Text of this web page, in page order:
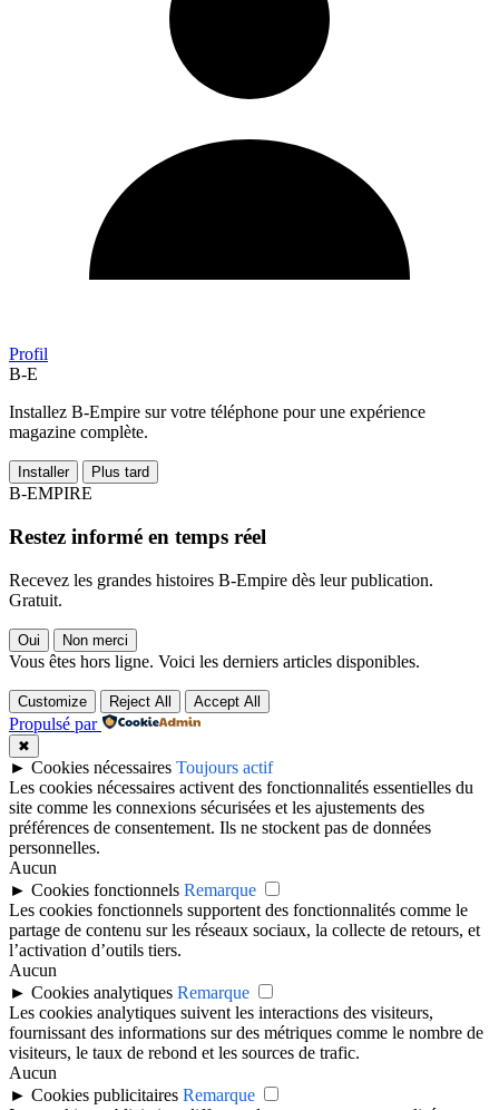
Profil
B-E
Installez B-Empire sur votre téléphone pour une expérience
magazine complète.
Installer Plus tard
B-EMPIRE
Restez informé en temps réel
Recevez les grandes histoires B-Empire dès leur publication.
Gratuit.
Oui Non merci
Vous êtes hors ligne. Voici les derniers articles disponibles.
Customize Reject All Accept All
Propulsé par
✖
► Cookies nécessaires Toujours actif
Les cookies nécessaires activent des fonctionnalités essentielles du
site comme les connexions sécurisées et les ajustements des
préférences de consentement. Ils ne stockent pas de données
personnelles.
Aucun
► Cookies fonctionnels Remarque
Les cookies fonctionnels supportent des fonctionnalités comme le
partage de contenu sur les réseaux sociaux, la collecte de retours, et
l’activation d’outils tiers.
Aucun
► Cookies analytiques Remarque
Les cookies analytiques suivent les interactions des visiteurs,
fournissant des informations sur des métriques comme le nombre de
visiteurs, le taux de rebond et les sources de trafic.
Aucun
► Cookies publicitaires Remarque